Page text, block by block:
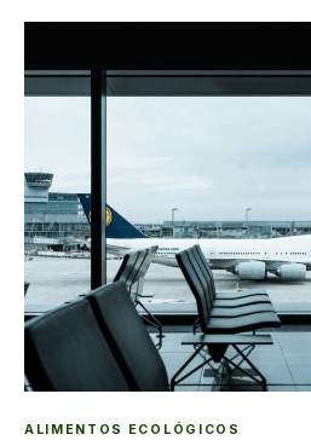
ALIMENTOS ECOLÓGICOS